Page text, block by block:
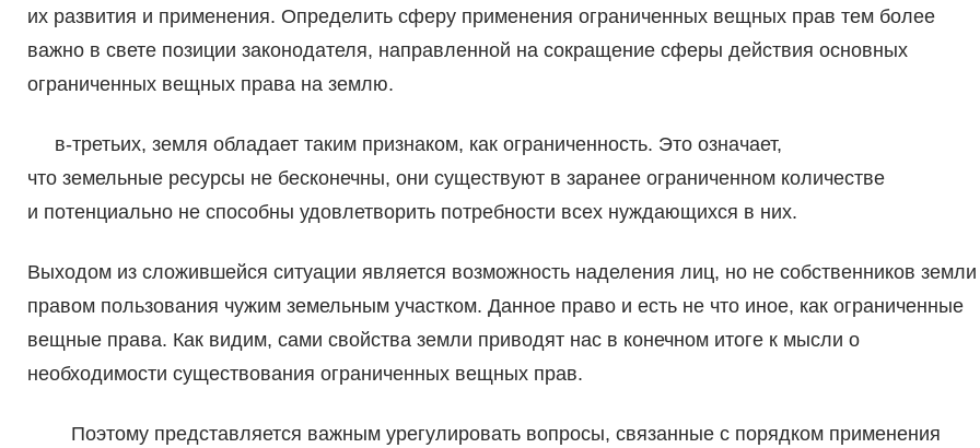
их развития и применения. Определить сферу применения ограниченных вещных прав тем более
важно в свете позиции законодателя, направленной на сокращение сферы действия основных
ограниченных вещных права на землю.
в-третьих, земля обладает таким признаком, как ограниченность. Это означает,
что земельные ресурсы не бесконечны, они существуют в заранее ограниченном количестве
и потенциально не способны удовлетворить потребности всех нуждающихся в них.
Выходом из сложившейся ситуации является возможность наделения лиц, но не собственников земли
правом пользования чужим земельным участком. Данное право и есть не что иное, как ограниченные
вещные права. Как видим, сами свойства земли приводят нас в конечном итоге к мысли о
необходимости существования ограниченных вещных прав.
Поэтому представляется важным урегулировать вопросы, связанные с порядком применения